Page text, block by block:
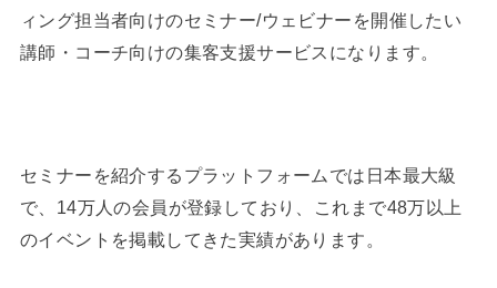
ィング担当者向けのセミナー/ウェビナーを開催したい
講師・コーチ向けの集客支援サービスになります。
セミナーを紹介するプラットフォームでは日本最大級
で、14万人の会員が登録しており、これまで48万以上
のイベントを掲載してきた実績があります。